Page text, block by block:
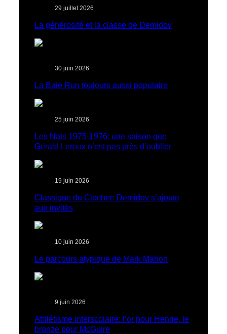
29 juillet 2026
La générosité et la classe de Demidov
30 juin 2026
La Baie Run toujours aussi populaire
25 juin 2026
Les Nats 1975-1976: une saison que
Gérald Leroux n’est pas près d’oublier
19 juin 2026
Classique du Clocher: Demidov s’ajoute
aux invités
10 juin 2026
Le parcours atypique de Mark Mahon
9 juin 2026
Athlétisme interscolaire: l’or pour Henrie, le
bronze pour McGuire